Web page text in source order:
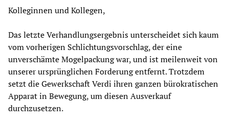
Kolleginnen und Kollegen,
Das letzte Verhandlungsergebnis unterscheidet sich kaum
vom vorherigen Schlichtungsvorschlag, der eine
unverschämte Mogelpackung war, und ist meilenweit von
unserer ursprünglichen Forderung entfernt. Trotzdem
setzt die Gewerkschaft Verdi ihren ganzen bürokratischen
Apparat in Bewegung, um diesen Ausverkauf
durchzusetzen.